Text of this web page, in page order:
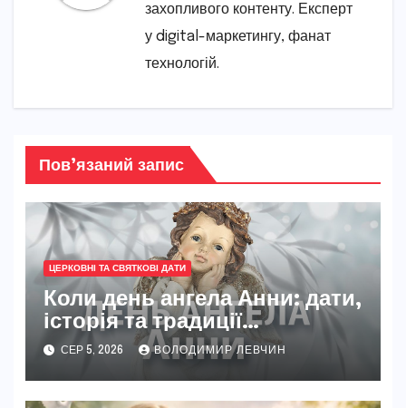
захопливого контенту. Експерт
у digital-маркетингу, фанат
технологій.
Пов’язаний запис
ЦЕРКОВНІ ТА СВЯТКОВІ ДАТИ
Коли день ангела Анни: дати,
історія та традиції
святкування
СЕР 5, 2026 ВОЛОДИМИР ЛЕВЧИН